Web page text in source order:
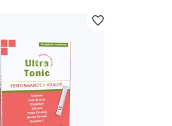
favorite_border